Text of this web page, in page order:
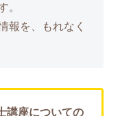
。
報を、もれなく
講座についての